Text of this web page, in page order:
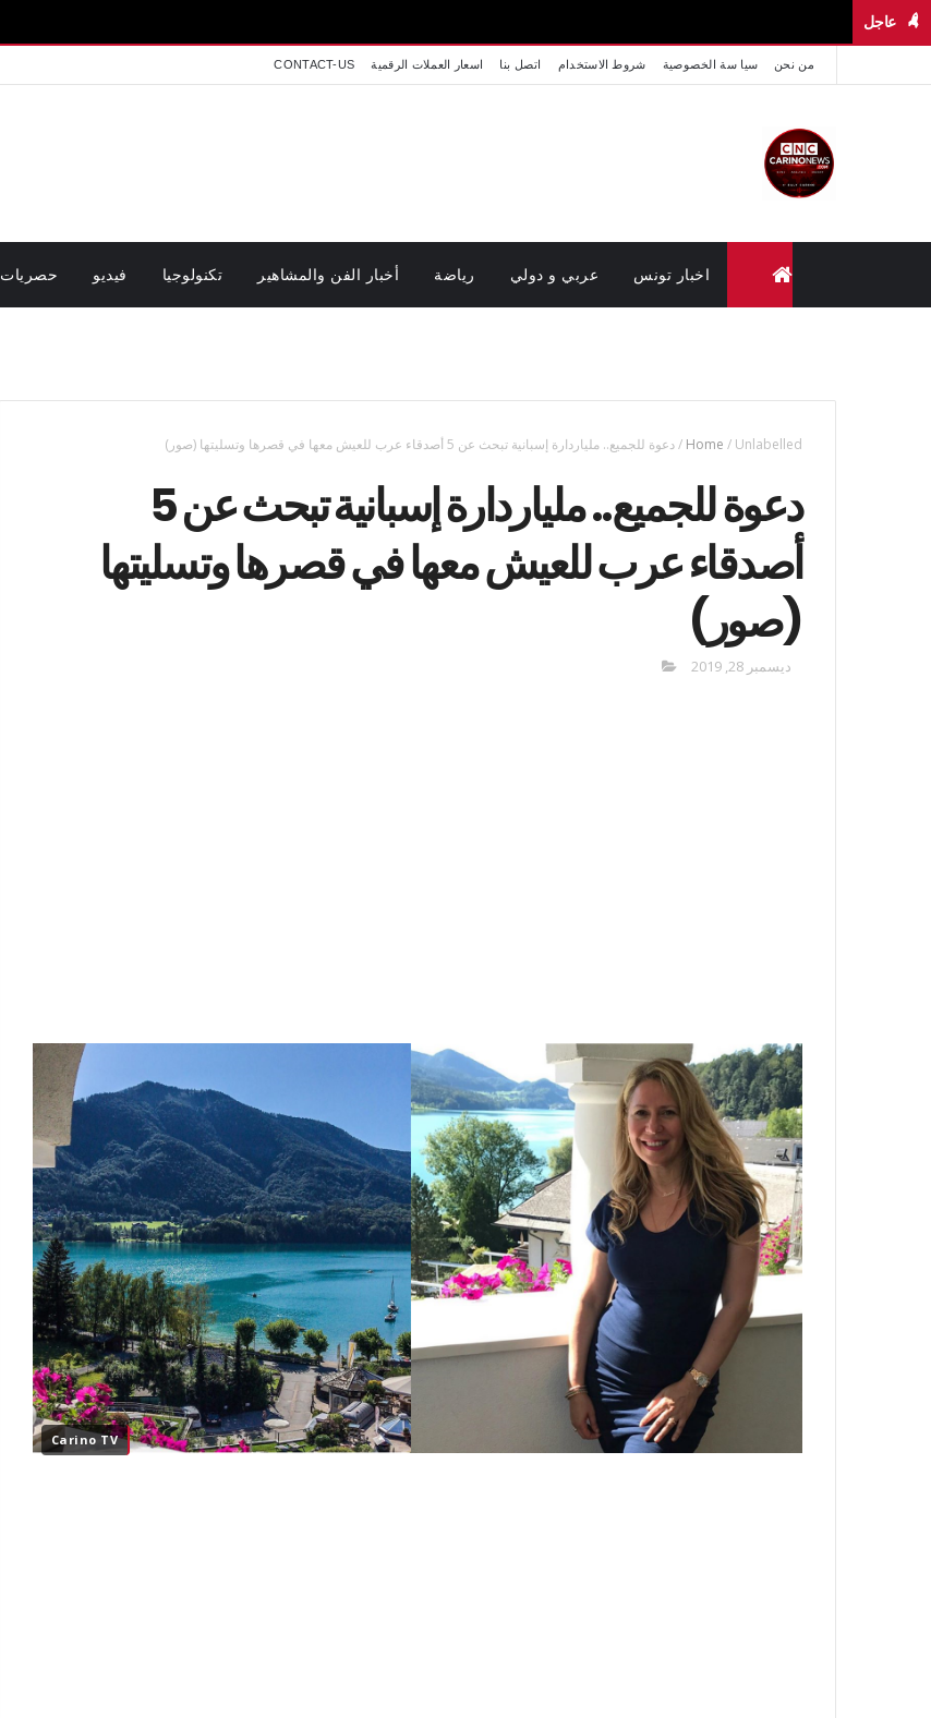
عاجل
من نحن سيا سة الخصوصية شروط الاستخدام اتصل بنا اسعار العملات الرقمية CONTACT-US
اخبار تونس عربي و دولي رياضة أخبار الفن والمشاهير تكنولوجيا فيديو حصريات
Home / Unlabelled
/دعوة للجميع.. ملياردارة إسبانية تبحث عن 5 أصدقاء عرب للعيش معها في قصرها وتسليتها (صور)
دعوة للجميع.. ملياردارة إسبانية تبحث عن 5
أصدقاء عرب للعيش معها في قصرها وتسليتها
(صور)
ديسمبر 28, 2019
Carino TV